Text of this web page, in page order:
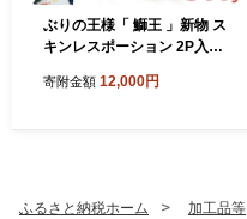
ぶりの王様「 鰤王 」新物 ス
キンレスポーション 2P入り
ぶりしゃぶ たたき 産地直送
寄附金額 12,000円
ふるさと納税ホーム 加工品等